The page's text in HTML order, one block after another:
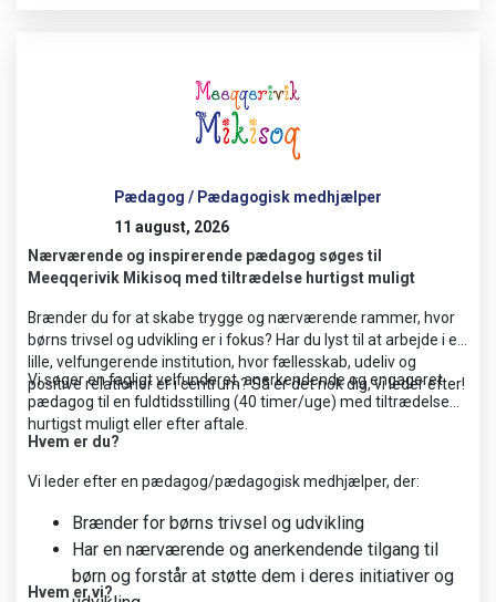
Pædagog / Pædagogisk medhjælper
11 august, 2026
Nærværende og inspirerende pædagog søges til
Meeqqerivik Mikisoq med tiltrædelse hurtigst muligt
Brænder du for at skabe trygge og nærværende rammer, hvor
børns trivsel og udvikling er i fokus? Har du lyst til at arbejde i en
lille, velfungerende institution, hvor fællesskab, udeliv og
positive relationer er i centrum? Så er det nok dig, vi leder efter!
Vi søger en fagligt velfunderet, anerkendende og engageret
pædagog til en fuldtidsstilling (40 timer/uge) med tiltrædelse
hurtigst muligt eller efter aftale.
Hvem er du?
Vi leder efter en pædagog/pædagogisk medhjælper, der:
Brænder for børns trivsel og udvikling
Har en nærværende og anerkendende tilgang til
børn og forstår at støtte dem i deres initiativer og
Hvem er vi?